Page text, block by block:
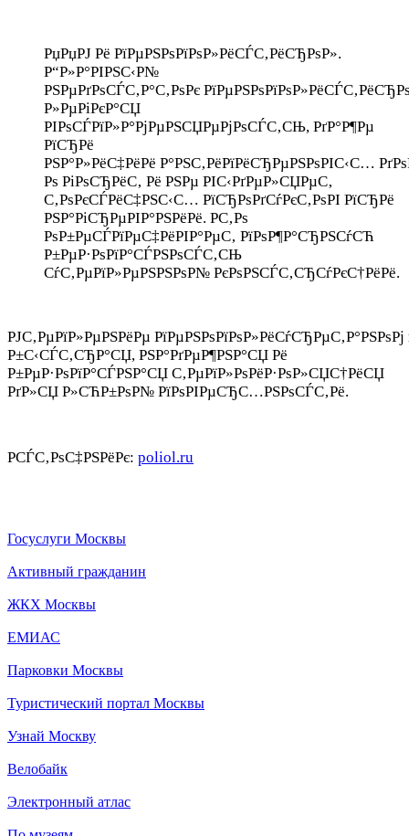
РџРџРЈ Рё РїРµРЅРѕРїРѕР»РёСЃС‚РёСЂРѕР».
Р“Р»Р°РІРЅС‹Р№
РЅРµРґРѕСЃС‚Р°С‚РѕРє
Р»РµРіРєР°СЏ
РІРѕСЃРїР»Р°РјРµРЅСЏРµРјРѕСЃС‚СЊ, РґР°Р¶Рµ
РїСЂРё
РЅР°Р»РёС‡РёРё Р°РЅС‚РёРїРёСЂРµРЅРѕРІС‹С…
Рѕ РіРѕСЂРёС‚ Рё РЅРµ РІС‹РґРµР»СЏРµС‚
С‚РѕРєСЃРёС‡РЅС‹С… РїСЂРѕРґСѓРєС‚РѕРІ РїСЂРё
РЅР°РіСЂРµРІР°РЅРёРё. Р­С‚Рѕ
РѕР±РµСЃРїРµС‡РёРІР°РµС‚ РїРѕР¶Р°СЂРЅСѓСЋ
Р±РµР·РѕРїР°СЃРЅРѕСЃС‚СЊ
СѓС‚РµРїР»РµРЅРЅРѕР№ РєРѕРЅСЃС‚СЂСѓРєС†РёРё.
РЈС‚РµРїР»РµРЅРёРµ
Р±С‹СЃС‚СЂР°СЏ, РЅР°РґРµР¶РЅР°СЏ Рё
Р±РµР·РѕРїР°СЃРЅР°СЏ С‚РµРїР»РѕРёР·РѕР»СЏС†РёСЏ
РґР»СЏ Р»СЋР±РѕР№ РїРѕРІРµСЂС…РЅРѕСЃС‚Рё.
РСЃС‚РѕС‡РЅРёРє: poliol.ru
Госуслуги Москвы
Активный гражданин
ЖКХ Москвы
ЕМИАС
Парковки Москвы
Туристический портал Москвы
Узнай Москву
Велобайк
Электронный атлас